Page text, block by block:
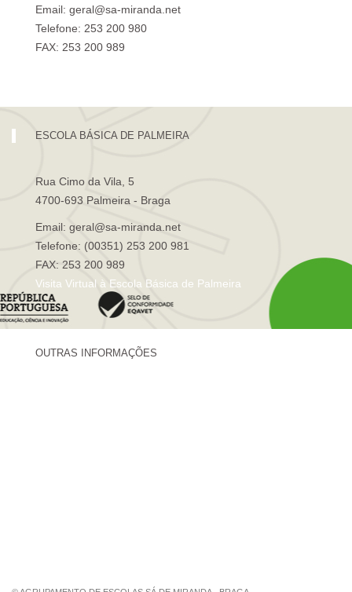
Email: geral@sa-miranda.net
Telefone: 253 200 980
FAX: 253 200 989
ESCOLA BÁSICA DE PALMEIRA
Rua Cimo da Vila, 5
4700-693 Palmeira - Braga
Email: geral@sa-miranda.net
Telefone: (00351) 253 200 981
FAX: 253 200 989
Visita Virtual à Escola Básica de Palmeira
OUTRAS INFORMAÇÕES